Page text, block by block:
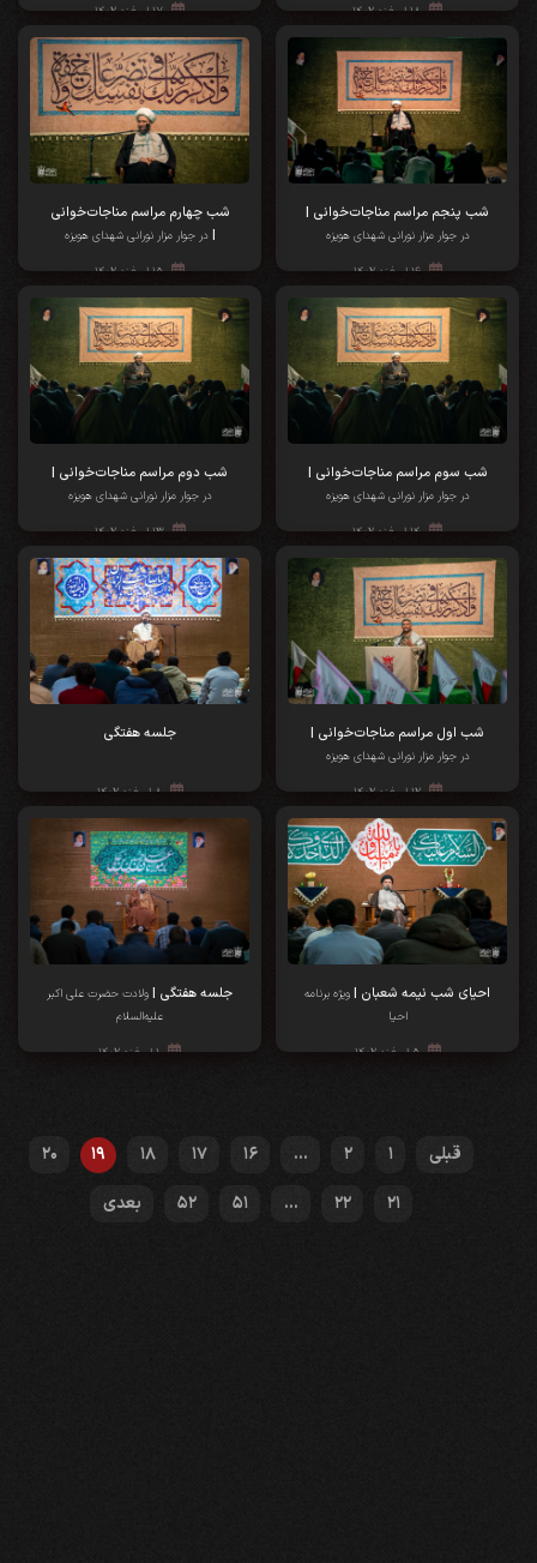
۱۸ اسفند ۱۴۰۲ ۱۷ اسفند ۱۴۰۲
شب پنجم مراسم مناجات‌خوانی |
در جوار مزار نورانی شهدای هویزه
۱۶ اسفند ۱۴۰۲
شب چهارم مراسم مناجات‌خوانی
|در جوار مزار نورانی شهدای هویزه
۱۵ اسفند ۱۴۰۲
شب سوم مراسم مناجات‌خوانی |
در جوار مزار نورانی شهدای هویزه
۱۴ اسفند ۱۴۰۲
شب دوم مراسم مناجات‌خوانی |
در جوار مزار نورانی شهدای هویزه
۱۳ اسفند ۱۴۰۲
شب اول مراسم مناجات‌خوانی |
در جوار مزار نورانی شهدای هویزه
۱۲ اسفند ۱۴۰۲
جلسه هفتگی
۸ اسفند ۱۴۰۲
احیای شب نیمه شعبان | ویژه برنامه
احیا
۵ اسفند ۱۴۰۲
جلسه هفتگی | ولادت حضرت علی اکبر
علیه‌السلام
۱ اسفند ۱۴۰۲
قبلی 1
2
...
16
17
18
19
20
21
22
...
51
52 بعدی